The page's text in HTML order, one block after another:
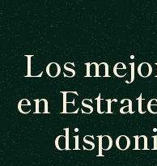
Los
en